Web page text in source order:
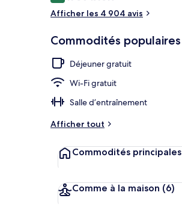
Afficher les 4 904 avis
Commodités populaires
Déjeuner gratuit
Wi-Fi gratuit
Salle d’entraînement
Afficher tout
Commodités principales
Comme à la maison (6)